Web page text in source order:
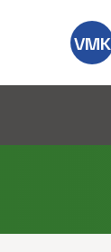
VMK